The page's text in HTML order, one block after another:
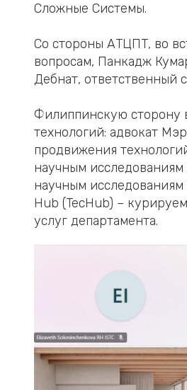
Сложные Системы.
Со стороны АТЦПТ, во
вопросам, Панкадж
Дебнат, ответственный
Филиппинскую сторону
технологий: адвокат
продвижения
научным
научным исследованиям
Hub (TecHub) –
услуг департамента.